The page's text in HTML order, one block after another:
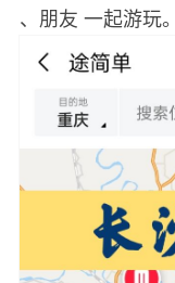
、朋友 一起游玩。